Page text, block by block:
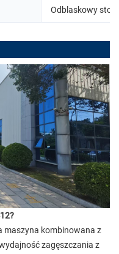
Odblaskowy
maszyna kombinowana z
zagęszczania z